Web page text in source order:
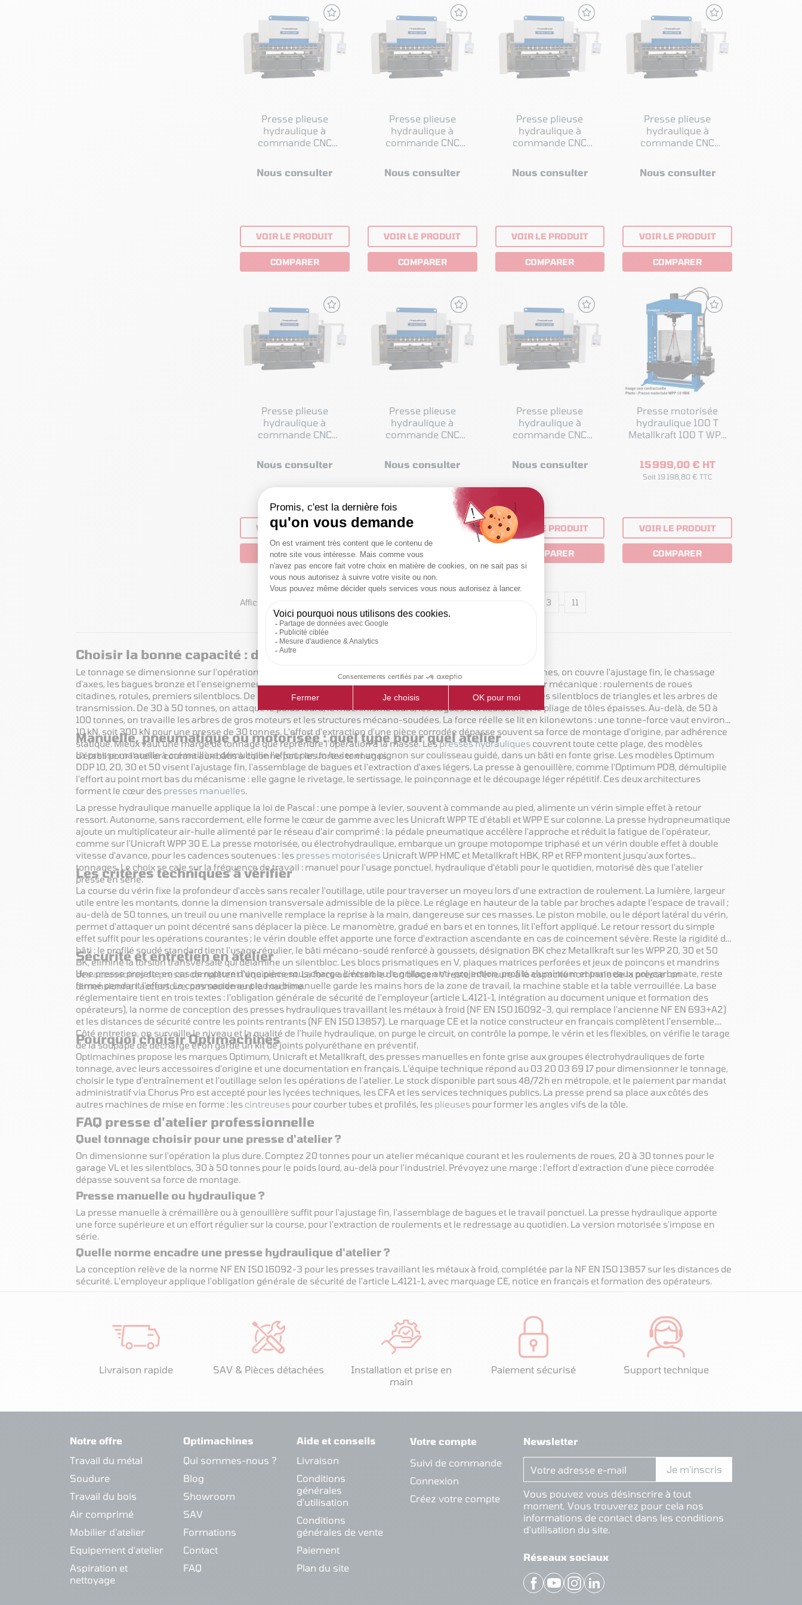
Presse plieuse
hydraulique à
commande CNC
Nous consulter
VOIR LE PRODUIT
COMPARER
Presse plieuse
hydraulique à
commande CNC
Nous consulter
VOIR LE PRODUIT
COMPARER
Presse plieuse
hydraulique à
commande CNC
Nous consulter
VOIR LE PRODUIT
COMPARER
Presse plieuse
hydraulique à
commande CNC
Nous consulter
VOIR LE PRODUIT
COMPARER
Presse plieuse
hydraulique à
commande CNC
Nous consulter
VOIR LE PRODUIT
COMPARER
Presse plieuse
hydraulique à
commande CNC
Nous consulter
VOIR LE PRODUIT
COMPARER
Presse plieuse
hydraulique à
commande CNC
Nous consulter
VOIR LE PRODUIT
COMPARER
Presse motorisée
hydraulique 100 T
Metallkraft 100 T WPP
15 999,00 € HT
Soit 19 198,80 € TTC
VOIR LE PRODUIT
COMPARER
Affichage 1-12 de 129 article(s) 3 … 11
Choisir la bonne capacité : de 10 à 100 tonnes
Le tonnage se dimensionne sur l'opération la plus exigeante de l'atelier, jamais sur la moyenne. De 10 à 15 tonnes, on couvre l'ajustage fin, le chassage
d'axes, les bagues bronze et l'enseignement technique. La presse de 20 tonnes tient le standard du petit atelier mécanique : roulements de roues
citadines, rotules, premiers silentblocs. De 20 à 30 tonnes, on passe le garage VL et VUL, le matériel agricole, les silentblocs de triangles et les arbres de
transmission. De 30 à 50 tonnes, on attaque le poids lourd, le machinisme lourd, les bagues d'articulation et le pliage de tôles épaisses. Au-delà, de 50 à
100 tonnes, on travaille les arbres de gros moteurs et les structures mécano-soudées. La force réelle se lit en kilonewtons : une tonne-force vaut environ
10 kN, soit 300 kN pour une presse de 30 tonnes. L'effort d'extraction d'une pièce corrodée dépasse souvent sa force de montage d'origine, par adhérence
statique. Mieux vaut une marge de tonnage que reprendre l'opération à la masse. Lespresses hydrauliques couvrent toute cette plage, des modèles
d'établi pour l'atelier courant aux bâtis à colonne pour les fortes tonnages.
Manuelle, pneumatique ou motorisée : quel type pour quel atelier
La presse manuelle à crémaillère démultiplie l'effort par un levier et un pignon sur coulisseau guidé, dans un bâti en fonte grise. Les modèles Optimum
DDP 10, 20, 30 et 50 visent l'ajustage fin, l'assemblage de bagues et l'extraction d'axes légers. La presse à genouillère, comme l'Optimum PD8, démultiplie
l'effort au point mort bas du mécanisme : elle gagne le rivetage, le sertissage, le poinçonnage et le découpage léger répétitif. Ces deux architectures
forment le cœur des presses manuelles.
La presse hydraulique manuelle applique la loi de Pascal : une pompe à levier, souvent à commande au pied, alimente un vérin simple effet à retour
ressort. Autonome, sans raccordement, elle forme le cœur de gamme avec les Unicraft WPP TE d'établi et WPP E sur colonne. La presse hydropneumatique
ajoute un multiplicateur air-huile alimenté par le réseau d'air comprimé : la pédale pneumatique accélère l'approche et réduit la fatigue de l'opérateur,
comme sur l'Unicraft WPP 30 E. La presse motorisée, ou électrohydraulique, embarque un groupe motopompe triphasé et un vérin double effet à double
vitesse d'avance, pour les cadences soutenues : les presses motorisées Unicraft WPP HMC et Metallkraft HBK, RP et RFP montent jusqu'aux fortes
tonnages. Le choix se cale sur la fréquence de travail : manuel pour l'usage ponctuel, hydraulique d'établi pour le quotidien, motorisé dès que l'atelier
presse en série.
Les critères techniques à vérifier
La course du vérin fixe la profondeur d'accès sans recaler l'outillage, utile pour traverser un moyeu lors d'une extraction de roulement. La lumière, largeur
utile entre les montants, donne la dimension transversale admissible de la pièce. Le réglage en hauteur de la table par broches adapte l'espace de travail ;
au-delà de 50 tonnes, un treuil ou une manivelle remplace la reprise à la main, dangereuse sur ces masses. Le piston mobile, ou le déport latéral du vérin,
permet d'attaquer un point décentré sans déplacer la pièce. Le manomètre, gradué en bars et en tonnes, lit l'effort appliqué. Le retour ressort du simple
effet suffit pour les opérations courantes ; le vérin double effet apporte une force d'extraction ascendante en cas de coincement sévère. Reste la rigidité du
bâti : le profilé soudé standard tient l'usage régulier, le bâti mécano-soudé renforcé à goussets, désignation BK chez Metallkraft sur les WPP 20, 30 et 50
BK, élimine la torsion transversale qui délamine un silentbloc. Les blocs prismatiques en V, plaques matrices perforées et jeux de poinçons et mandrins
desaccessoires de pressecomplètent l'équipement. La force admissible d'un bloc en V reste inférieure à la capacité nominale de la presse : on
dimensionne l'accessoire, pas seulement la machine.
Sécurité et entretien en atelier
Une presse projette en cas de rupture d'une pièce sous charge. L'écran ou le grillage anti-projection, profilé aluminium et panneaux polycarbonate, reste
fermé pendant l'effort. La commande au pied ou bimanuelle garde les mains hors de la zone de travail, la machine stable et la table verrouillée. La base
réglementaire tient en trois textes : l'obligation générale de sécurité de l'employeur (article L.4121-1, intégration au document unique et formation des
opérateurs), la norme de conception des presses hydrauliques travaillant les métaux à froid (NF EN ISO 16092-3, qui remplace l'ancienne NF EN 693+A2)
et les distances de sécurité contre les points rentrants (NF EN ISO 13857). Le marquage CE et la notice constructeur en français complètent l'ensemble.
Côté entretien, on surveille le niveau et la qualité de l'huile hydraulique, on purge le circuit, on contrôle la pompe, le vérin et les flexibles, on vérifie le tarage
de la soupape de décharge et on garde un kit de joints polyuréthane en préventif.
Pourquoi choisir Optimachines
Optimachines propose les marques Optimum, Unicraft et Metallkraft, des presses manuelles en fonte grise aux groupes électrohydrauliques de forte
tonnage, avec leurs accessoires d'origine et une documentation en français. L'équipe technique répond au 03 20 03 69 17 pour dimensionner le tonnage,
choisir le type d'entraînement et l'outillage selon les opérations de l'atelier. Le stock disponible part sous 48/72h en métropole, et le paiement par mandat
administratif via Chorus Pro est accepté pour les lycées techniques, les CFA et les services techniques publics. La presse prend sa place aux côtés des
autres machines de mise en forme : les cintreuses pour courber tubes et profilés, les plieuses pour former les angles vifs de la tôle.
FAQ presse d'atelier professionnelle
Quel tonnage choisir pour une presse d'atelier ?
On dimensionne sur l'opération la plus dure. Comptez 20 tonnes pour un atelier mécanique courant et les roulements de roues, 20 à 30 tonnes pour le
garage VL et les silentblocs, 30 à 50 tonnes pour le poids lourd, au-delà pour l'industriel. Prévoyez une marge : l'effort d'extraction d'une pièce corrodée
dépasse souvent sa force de montage.
Presse manuelle ou hydraulique ?
La presse manuelle à crémaillère ou à genouillère suffit pour l'ajustage fin, l'assemblage de bagues et le travail ponctuel. La presse hydraulique apporte
une force supérieure et un effort régulier sur la course, pour l'extraction de roulements et le redressage au quotidien. La version motorisée s'impose en
série.
Quelle norme encadre une presse hydraulique d'atelier ?
La conception relève de la norme NF EN ISO 16092-3 pour les presses travaillant les métaux à froid, complétée par la NF EN ISO 13857 sur les distances de
sécurité. L'employeur applique l'obligation générale de sécurité de l'article L.4121-1, avec marquage CE, notice en français et formation des opérateurs.
Livraison rapide SAV & Pièces détachées
Installation et prise en
main
Paiement sécurisé Support technique
Notre offre
Travail du métal
Soudure
Travail du bois
Air comprimé
Mobilier d'atelier
Equipement d'atelier
Aspiration et
nettoyage
Optimachines
Qui sommes-nous ?
Blog
Showroom
SAV
Formations
Contact
FAQ
Aide et conseils
Livraison
Conditions
générales
d'utilisation
Conditions
générales de vente
Paiement
Plan du site
Votre compte
Suivi de commande
Connexion
Créez votre compte
Newsletter
Vous pouvez vous désinscrire à tout
moment. Vous trouverez pour cela nos
informations de contact dans les conditions
d'utilisation du site.
Réseaux sociaux
FacebookYouTubeInstagram
LinkedIn